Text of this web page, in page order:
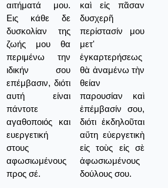
αιτήματά μου.
Εις κάθε δε
δυσκολίαν της
ζωής μου θα
περιμένω την
ιδικήν σου
επέμβασιν, διότι
αυτή είναι
πάντοτε
αγαθοποιός και
ευεργετική
στους
αφωσιωμένους
προς σέ.
καὶ εἰς πᾶσαν
δυσχερῆ
περίστασίν μου
μετ'
ἐγκαρτερήσεως
θὰ ἀναμένω τὴν
θείαν
παρουσίαν καὶ
ἐπέμβασίν σου,
διότι ἐκδηλοῦται
αὕτη εὐεργετικὴ
εἰς τοὺς εἰς σὲ
ἀφωσιωμένους
δούλους σου.